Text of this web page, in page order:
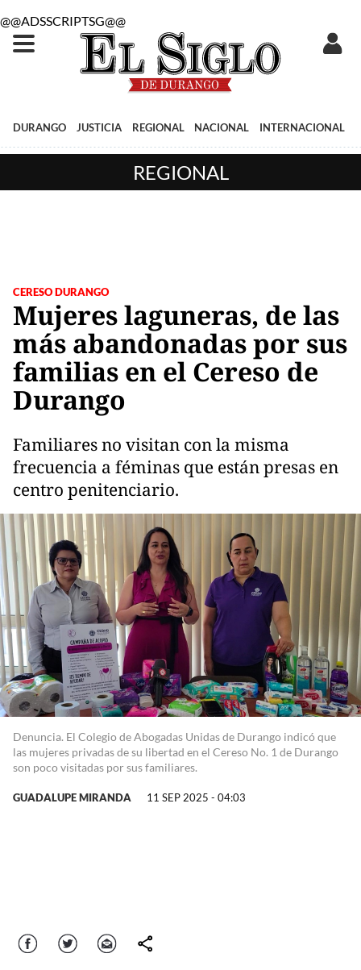
@@ADSSCRIPTSG@@
DURANGO JUSTICIA REGIONAL NACIONAL INTERNACIONAL
REGIONAL
CERESO DURANGO
Mujeres laguneras, de las
más abandonadas por sus
familias en el Cereso de
Durango
Familiares no visitan con la misma
frecuencia a féminas que están presas en
centro penitenciario.
Denuncia. El Colegio de Abogadas Unidas de Durango indicó que
las mujeres privadas de su libertad en el Cereso No. 1 de Durango
son poco visitadas por sus familiares.
GUADALUPE MIRANDA 11 SEP 2025 - 04:03
Facebook Twitter Correo comparte